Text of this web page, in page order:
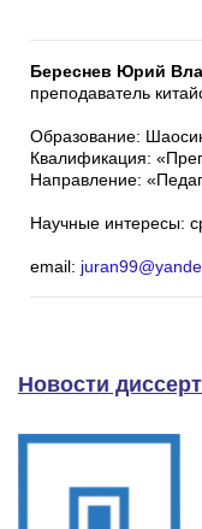
Береснев Юрий
преподаватель
Образование:
Квалификация:
Направление:
Научные интересы:
email:
Новости